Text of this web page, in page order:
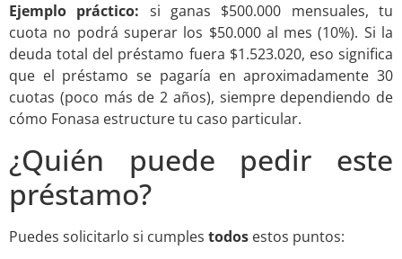
Ejemplo práctico: si ganas $500.000 mensuales, tu
cuota no podrá superar los $50.000 al mes (10%). Si la
deuda total del préstamo fuera $1.523.020, eso significa
que el préstamo se pagaría en aproximadamente 30
cuotas (poco más de 2 años), siempre dependiendo de
cómo Fonasa estructure tu caso particular.
¿Quién puede pedir este
préstamo?
Puedes solicitarlo si cumples todos estos puntos: